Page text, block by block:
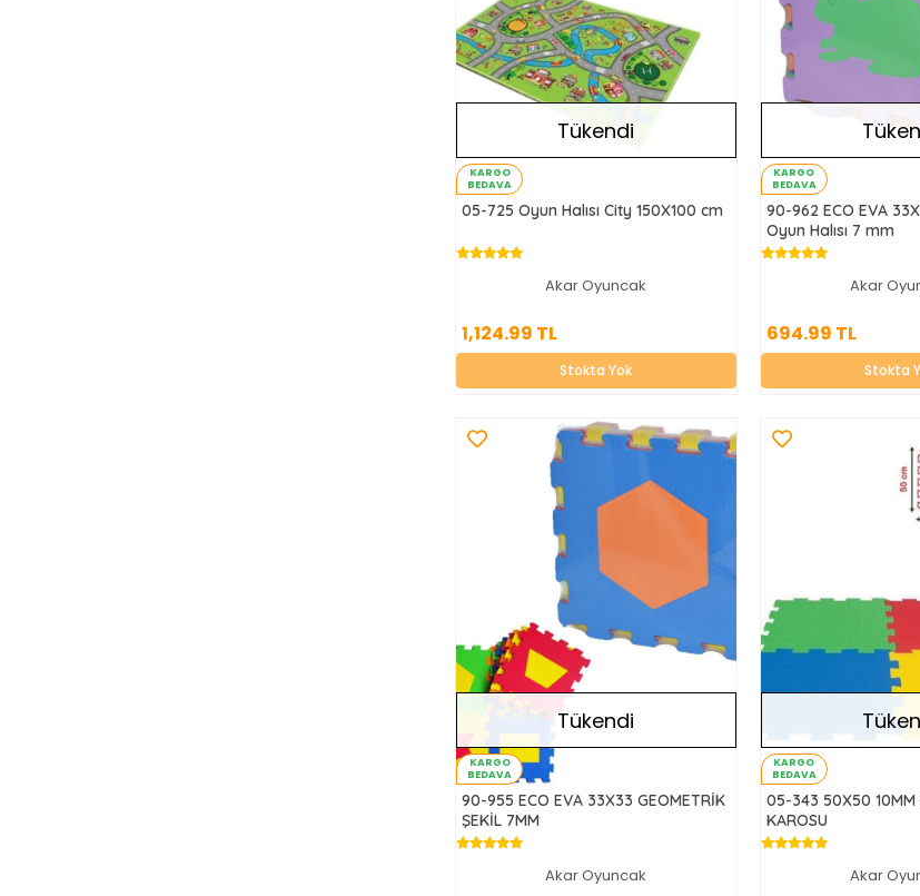
KARGO
BEDAVA
Tükendi
05-725 Oyun Halısı City 150X100 cm
Akar Oyuncak
1,124.99 TL
Stokta Yok
KARGO
BEDAVA
90-962 ECO EVA
Oyun Halısı 7 mm
Akar
694.99 TL
Stokta
KARGO
BEDAVA
Tükendi
90-955 ECO EVA 33X33 GEOMETRİK
ŞEKİL 7MM
Akar Oyuncak
KARGO
BEDAVA
05-343 50X50 10MM
KAROSU
Akar